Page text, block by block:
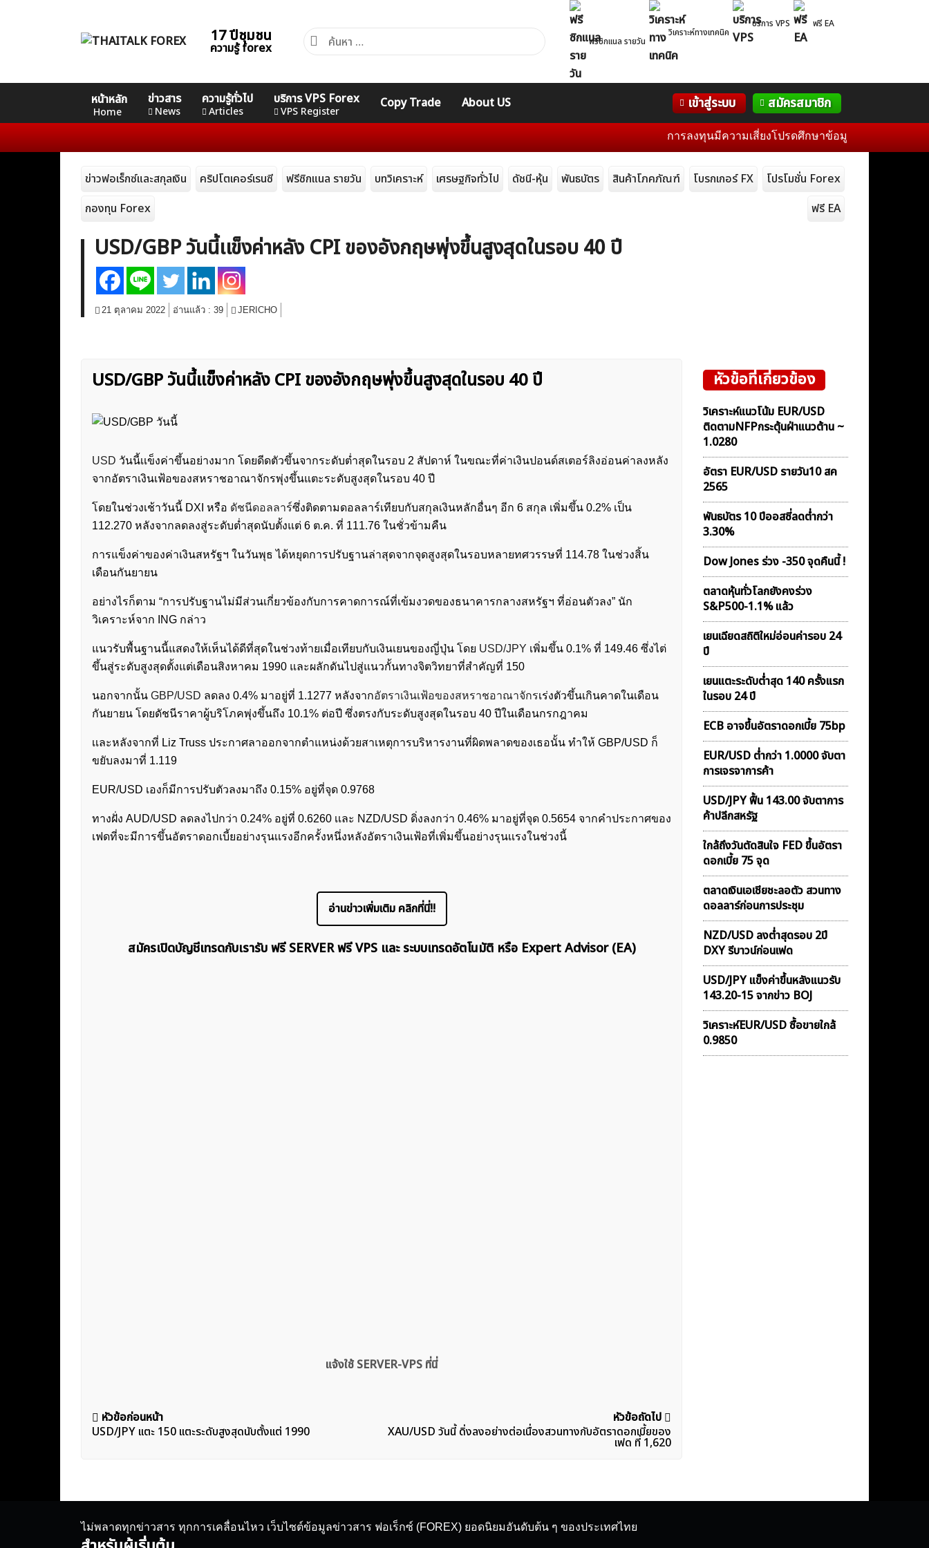
17 ปีชุมชน
ความรู้ forex
ค้นหา
สำหรับ:
ฟรีซิกแนล รายวัน
วิเคราะห์ทางเทคนิค
บริการ VPS ฟรี EA
หน้าหลัก
Home
ข่าวสาร
News
ความรู้ทั่วไป
Articles
บริการ VPS Forex
VPS Register
Copy Trade About US เข้าสู่ระบบ สมัครสมาชิก
VPS Register
ค้นหา
คอร์ส
Basic
คอร์ส
Advance
คอร์ส
Professional
คอร์ส
Expert Indicators
WelTrade กิจกรรม
ฟอรั่ม
การลงทุนมีความเสี่ยงโปรดศึกษาข้อมูลก่อนการตัดสินใจลง
ข่าวฟอเร็กซ์และสกุลเงิน คริปโตเคอร์เรนซี ฟรีซิกแนล รายวัน บทวิเคราะห์ เศรษฐกิจทั่วไป ดัชนี-หุ้น พันธบัตร สินค้าโภคภัณฑ์ โบรกเกอร์ FX
โปรโมชั่น Forex
กองทุน Forex
ฟรี EA
USD/GBP วันนี้เเข็งค่าหลัง CPI ของอังกฤษพุ่งขึ้นสูงสุดในรอบ 40 ปี
21 ตุลาคม 2022 อ่านแล้ว : 39 JERICHO
USD/GBP วันนี้เเข็งค่าหลัง CPI ของอังกฤษพุ่งขึ้นสูงสุดในรอบ 40 ปี
USD วันนี้เเข็งค่าขึ้นอย่างมาก โดยดีดตัวขึ้นจากระดับต่ำสุดในรอบ 2 สัปดาห์ ในขณะที่ค่าเงินปอนด์สเตอร์ลิงอ่อนค่าลงหลัง
จากอัตราเงินเฟ้อของสหราชอาณาจักรพุ่งขึ้นแตะระดับสูงสุดในรอบ 40 ปี
โดยในช่วงเช้าวันนี้ DXI หรือ ดัชนีดอลลาร์ซึ่งติดตามดอลลาร์เทียบกับสกุลเงินหลักอื่นๆ อีก 6 สกุล เพิ่มขึ้น 0.2% เป็น
112.270 หลังจากลดลงสู่ระดับต่ำสุดนับตั้งแต่ 6 ต.ค. ที่ 111.76 ในชั่วข้ามคืน
การแข็งค่าของค่าเงินสหรัฐฯ ในวันพุธ ได้หยุดการปรับฐานล่าสุดจากจุดสูงสุดในรอบหลายทศวรรษที่ 114.78 ในช่วงสิ้น
เดือนกันยายน
อย่างไรก็ตาม “การปรับฐานไม่มีส่วนเกี่ยวข้องกับการคาดการณ์ที่เข้มงวดของธนาคารกลางสหรัฐฯ ที่อ่อนตัวลง” นัก
วิเคราะห์จาก ING กล่าว
แนวรับพื้นฐานนี้แสดงให้เห็นได้ดีที่สุดในช่วงท้ายเมื่อเทียบกับเงินเยนของญี่ปุ่น โดย USD/JPY เพิ่มขึ้น 0.1% ที่ 149.46 ซึ่งไต่
ขึ้นสู่ระดับสูงสุดตั้งแต่เดือนสิงหาคม 1990 และผลักดันไปสู่แนวกั้นทางจิตวิทยาที่สำคัญที่ 150
นอกจากนั้น GBP/USD ลดลง 0.4% มาอยู่ที่ 1.1277 หลังจากอัตราเงินเฟ้อของสหราชอาณาจักรเร่งตัวขึ้นเกินคาดในเดือน
กันยายน โดยดัชนีราคาผู้บริโภคพุ่งขึ้นถึง 10.1% ต่อปี ซึ่งตรงกับระดับสูงสุดในรอบ 40 ปีในเดือนกรกฎาคม
เเละหลังจากที่ Liz Truss ประกาศลาออกจากตำแหน่งด้วยสาเหตุการบริหารงานที่ผิดพลาดของเธอนั้น ทำให้ GBP/USD ก็
ขยับลงมาที่ 1.119
EUR/USD เองก็มีการปรับตัวลงมาถึง 0.15% อยู่ที่จุด 0.9768
ทางฝั่ง AUD/USD ลดลงไปกว่า 0.24% อยู่ที่ 0.6260 เเละ NZD/USD ดิ่งลงกว่า 0.46% มาอยู่ที่จุด 0.5654 จากคำประกาศของ
เฟดที่จะมีการขึ้นอัตราดอกเบี้ยอย่างรุนเเรงอีกครั้งหนึ่งหลังอัตราเงินเฟ้อที่เพิ่มขึ้นอย่างรุนเเรงในช่วงนี้
อ่านข่าวเพิ่มเติม คลิกที่นี่!!
สมัครเปิดบัญชีเทรดกับเรารับ ฟรี SERVER ฟรี VPS และ ระบบเทรดอัตโนมัติ หรือ Expert Advisor (EA)
แจ้งใช้ SERVER-VPS ที่นี่
แนะแนว
เรื่อง
หัวข้อก่อนหน้า
USD/JPY เเตะ 150 เเตะระดับสูงสุดนับตั้งเเต่ 1990
หัวข้อถัดไป
XAU/USD วันนี้ ดิ่งลงอย่างต่อเนื่องสวนทางกับอัตราดอกเบี้ยของ
เฟด ที่ 1,620
หัวข้อที่เกี่ยวข้อง
วิเคราะห์แนวโน้ม EUR/USD
ติดตามNFPกระตุ้นฝ่าแนวต้าน ~
1.0280
อัตรา EUR/USD รายวัน10 สค
2565
พันธบัตร 10 ปีออสซี่ลดต่ำกว่า
3.30%
Dow Jones ร่วง -350 จุดคืนนี้ !
ตลาดหุ้นทั่วโลกยังคงร่วง
S&P500-1.1% แล้ว
เยนเฉียดสถิติใหม่อ่อนค่ารอบ 24
ปี
เยนแตะระดับต่ำสุด 140 ครั้งแรก
ในรอบ 24 ปี
ECB อาจขึ้นอัตราดอกเบี้ย 75bp
EUR/USD ต่ำกว่า 1.0000 จับตา
การเจรจาการค้า
USD/JPY ฟื้น 143.00 จับตาการ
ค้าปลีกสหรัฐ
ใกล้ถึงวันตัดสินใจ FED ขึ้นอัตรา
ดอกเบี้ย 75 จุด
ตลาดเงินเอเชียชะลอตัว สวนทาง
ดอลลาร์ก่อนการประชุม
NZD/USD ลงต่ำสุดรอบ 2ปี
DXY รีบาวน์ก่อนเฟด
USD/JPY แข็งค่าขึ้นหลังแนวรับ
143.20-15 จากข่าว BOJ
วิเคราะห์EUR/USD ซื้อขายใกล้
0.9850
ไม่พลาดทุกข่าวสาร ทุกการเคลื่อนไหว เว็บไซต์ข้อมูลข่าวสาร ฟอเร็กซ์ (FOREX) ยอดนิยมอันดับต้น ๆ ของประเทศไทย